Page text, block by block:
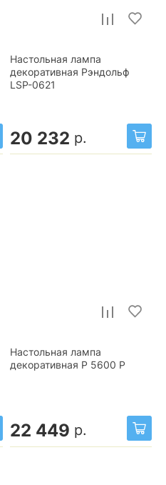
Настольная лампа
декоративная Рэндольф
LSP-0621
20 232 р.
Настольная лампа
декоративная P 5600 P
22 449 р.